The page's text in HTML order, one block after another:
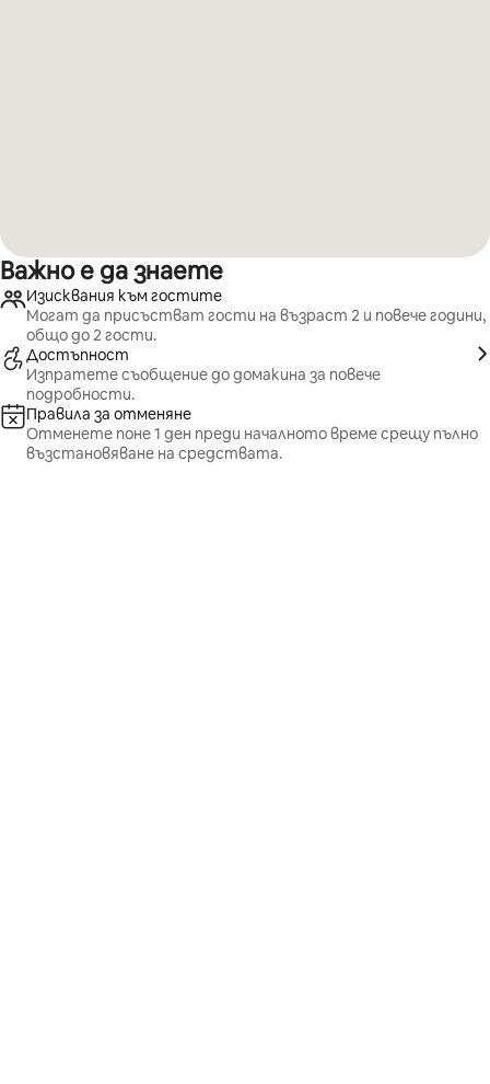
Важно е да знаете
Изисквания към гостите
Могат да присъстват гости на възраст 2 и повече години,
общо до 2 гости.
Достъпност
Изпратете съобщение до домакина за повече
подробности.
Правила за отменяне
Отменете поне 1 ден преди началното време срещу пълно
възстановяване на средствата.